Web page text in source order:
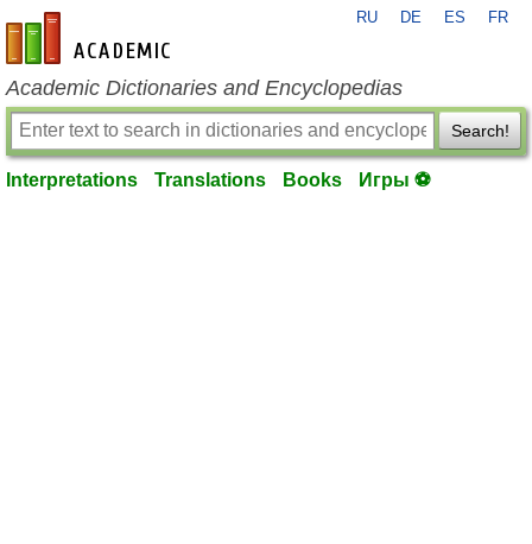
en-academic.com
RU DE ES FR
Academic Dictionaries and Encyclopedias
Search!
Interpretations Translations Books Игры ⚽